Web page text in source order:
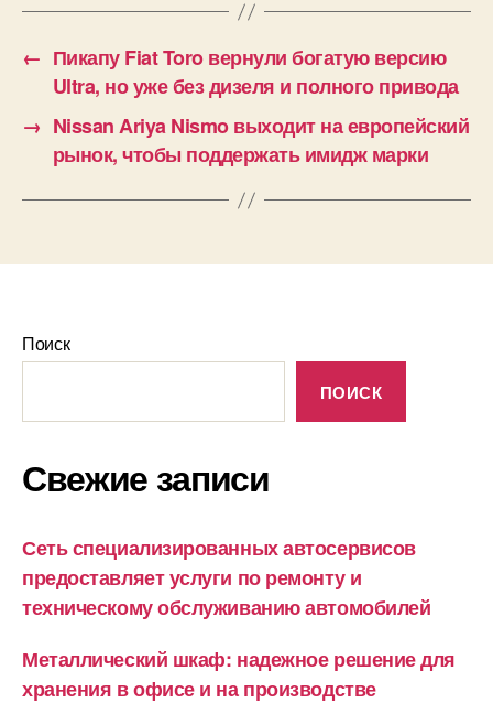
← Пикапу Fiat Toro вернули богатую версию
Ultra, но уже без дизеля и полного привода
→ Nissan Ariya Nismo выходит на европейский
рынок, чтобы поддержать имидж марки
Поиск
ПОИСК
Свежие записи
Сеть специализированных автосервисов
предоставляет услуги по ремонту и
техническому обслуживанию автомобилей
Металлический шкаф: надежное решение для
хранения в офисе и на производстве